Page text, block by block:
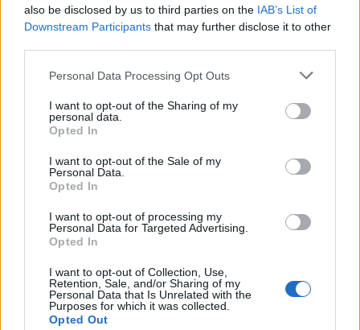
also be disclosed by us to third parties on the IAB’s List of
Downstream Participants that may further disclose it to other
Personal Data Processing Opt Outs
I want to opt-out of the Sharing of my
personal data.
Opted In
I want to opt-out of the Sale of my
Personal Data.
Opted In
I want to opt-out of processing my
Personal Data for Targeted Advertising.
Opted In
I want to opt-out of Collection, Use,
Retention, Sale, and/or Sharing of my
Personal Data that Is Unrelated with the
Purposes for which it was collected.
Opted Out
ΠΕΡΙΣΣΌΤΕΡΑ ΣΕ ΑΥΤΉ ΤΗΝ ΚΑΤΗΓΟΡΊΑ
Διημερίδα τριών
Ινστιτούτων «Παραγωγική
Ελλάδα 2030» στις 10 και
11 Οκτωβρίου
02/10/2025 - 15:05
Ξεχωριστή η συμμετοχή
Athens Coffee Festival
2025
02/10/2025 - 16:15